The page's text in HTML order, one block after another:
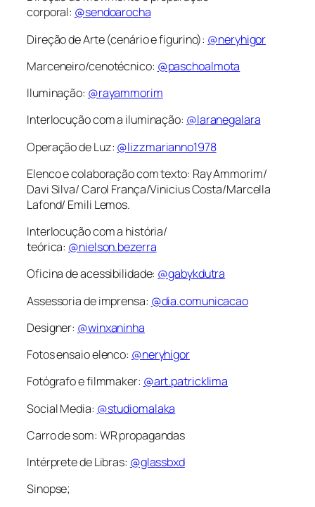
corporal: @sendoarocha
Direção de Arte (cenário e figurino): @neryhigor
Marceneiro/cenotécnico: @paschoalmota
Iluminação: @rayammorim
Interlocução com a iluminação: @laranegalara
Operação de Luz: @lizzmarianno1978
Elenco e colaboração com texto: Ray Ammorim/
Davi Silva/ Carol França/Vinicius Costa/Marcella
Lafond/ Emili Lemos.
Interlocução com a história/
teórica: @nielson.bezerra
Oficina de acessibilidade: @gabykdutra
Assessoria de imprensa: @dia.comunicacao
Designer: @winxaninha
Fotos ensaio elenco: @neryhigor
Fotógrafo e filmmaker: @art.patricklima
Social Media: @studiomalaka
Carro de som: WR propagandas
Intérprete de Libras: @glassbxd
Sinopse;